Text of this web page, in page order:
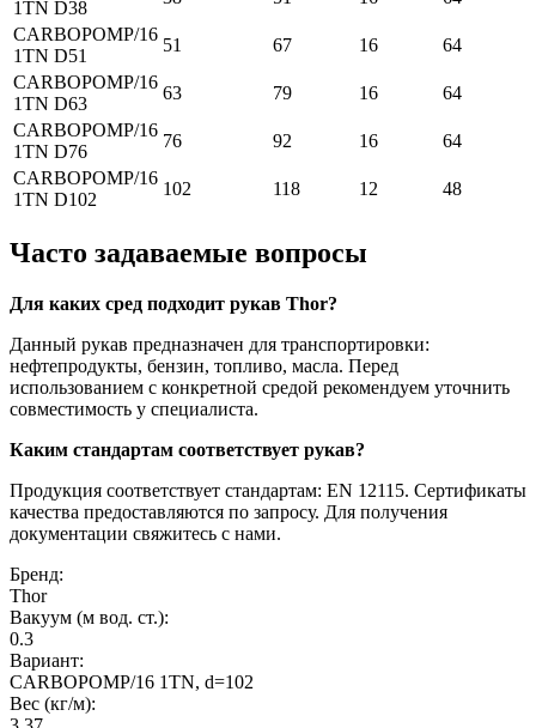
1TN D38
CARBOPOMP/16
1TN D51
51 67 16
64
CARBOPOMP/16
1TN D63
63 79 16
64
CARBOPOMP/16
1TN D76
76 92 16
64
CARBOPOMP/16
1TN D102
102 118 12 48
Часто задаваемые вопросы
Для каких сред подходит рукав Thor?
Данный рукав предназначен для транспортировки:
нефтепродукты, бензин, топливо, масла. Перед
использованием с конкретной средой рекомендуем уточнить
совместимость у специалиста.
Каким стандартам соответствует рукав?
Продукция соответствует стандартам: EN 12115. Сертификаты
качества предоставляются по запросу. Для получения
документации свяжитесь с нами.
Бренд:
Thor
Вакуум (м вод. ст.):
0.3
Вариант:
CARBOPOMP/16 1TN, d=102
Вес (кг/м):